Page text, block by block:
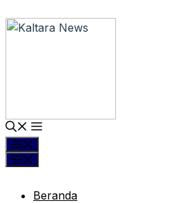
ke
Menu
Menu
Beranda